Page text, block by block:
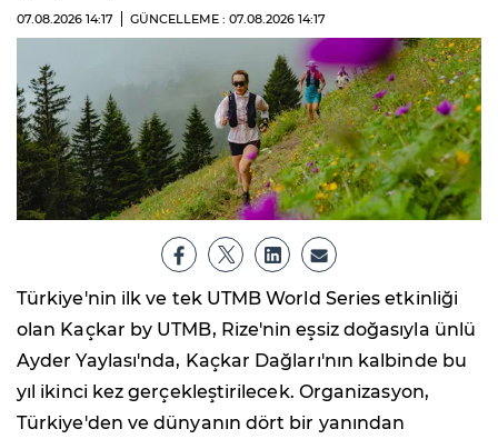
07.08.2026 14:17 GÜNCELLEME : 07.08.2026 14:17
Türkiye'nin ilk ve tek UTMB World Series etkinliği
olan Kaçkar by UTMB, Rize'nin eşsiz doğasıyla ünlü
Ayder Yaylası'nda, Kaçkar Dağları'nın kalbinde bu
yıl ikinci kez gerçekleştirilecek. Organizasyon,
Türkiye'den ve dünyanın dört bir yanından